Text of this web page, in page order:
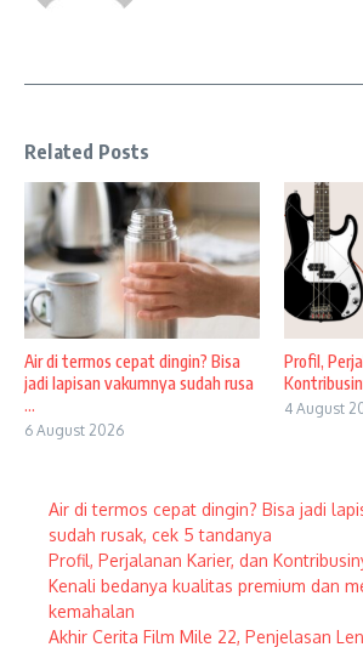
Related Posts
Air di termos cepat dingin? Bisa
jadi lapisan vakumnya sudah rusa
...
6 August 2026
Profil,
4 August
Air di termos cepat dingin? Bisa jadi
sudah rusak, cek 5 tandanya
Profil, Perjalanan Karier, dan
Kenali bedanya kualitas premium dan
kemahalan
Akhir Cerita Film Mile 22, Penjelasan